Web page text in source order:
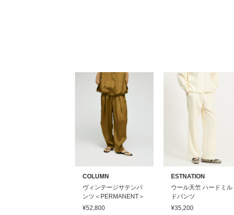
COLUMN
ヴィンテージサテンパ
ンツ＜PERMANENT＞
¥52,800
ESTNATION
ウール天竺 ハードミル
ドパンツ
¥35,200